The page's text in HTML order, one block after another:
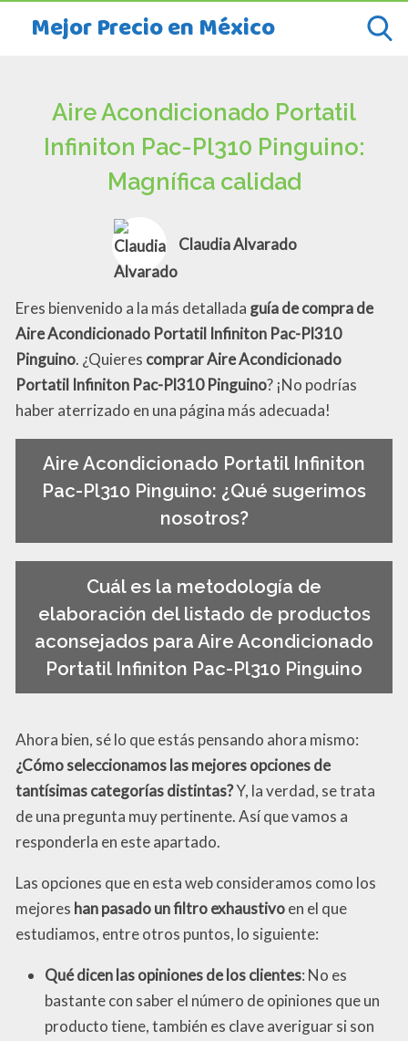
Mejor Precio en México
Aire Acondicionado Portatil
Infiniton Pac-Pl310 Pinguino:
Magnífica calidad
Claudia Alvarado
Eres bienvenido a la más detallada guía de compra de
Aire Acondicionado Portatil Infiniton Pac-Pl310
Pinguino. ¿Quieres comprar Aire Acondicionado
Portatil Infiniton Pac-Pl310 Pinguino? ¡No podrías
haber aterrizado en una página más adecuada!
Aire Acondicionado Portatil Infiniton
Pac-Pl310 Pinguino: ¿Qué sugerimos
nosotros?
Cuál es la metodología de
elaboración del listado de productos
aconsejados para Aire Acondicionado
Portatil Infiniton Pac-Pl310 Pinguino
Ahora bien, sé lo que estás pensando ahora mismo:
¿Cómo seleccionamos las mejores opciones de
tantísimas categorías distintas?Y, la verdad, se trata
de una pregunta muy pertinente. Así que vamos a
responderla en este apartado.
Las opciones que en esta web consideramos como los
mejores han pasado un filtro exhaustivoen el que
estudiamos, entre otros puntos, lo siguiente:
Qué dicen las opiniones de los clientes: No es
bastante con saber el número de opiniones que un
producto tiene, también es clave averiguar si son